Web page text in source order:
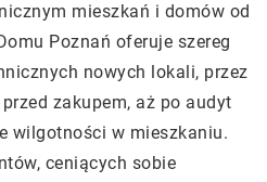
mieszkań i domów od
Poznań oferuje szereg
nowych lokali, przez
zakupem, aż po audyt
wilgotności w mieszkaniu.
ceniących sobie